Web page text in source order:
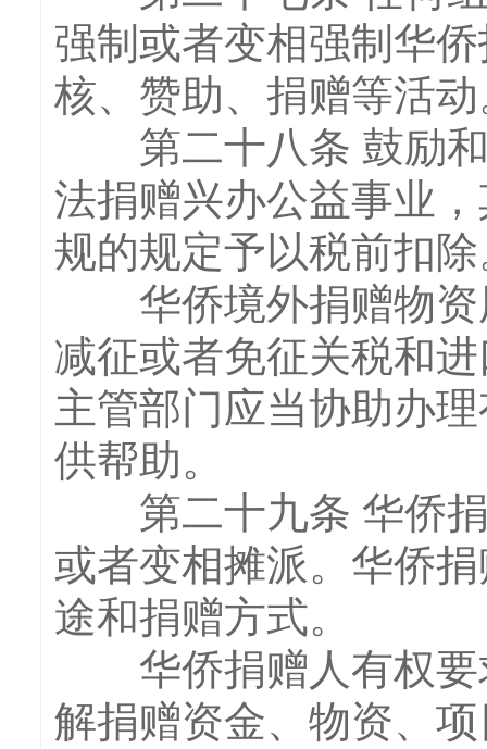
强制或者变相强制华
核、赞助、捐赠等活
第二十八条 鼓励和
法捐赠兴办公益事业
规的规定予以税前扣
华侨境外捐赠物资
减征或者免征关税和
主管部门应当协助办
供帮助。
第二十九条 华侨捐
或者变相摊派。华侨
途和捐赠方式。
华侨捐赠人有权要
解捐赠资金、物资、